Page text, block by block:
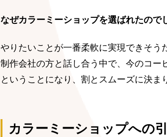
なぜカラーミーショップを選ばれたので
やりたいことが一番柔軟に実現できそう
制作会社の方と話し合う中で、今のコー
ということになり、割とスムーズに決ま
カラーミーショップへの